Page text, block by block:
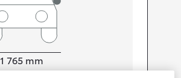
1 765 mm